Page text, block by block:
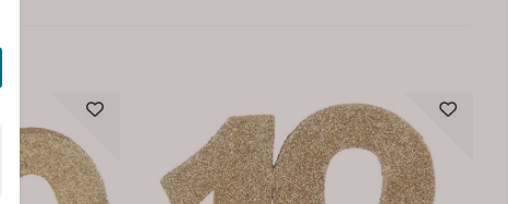
På lager